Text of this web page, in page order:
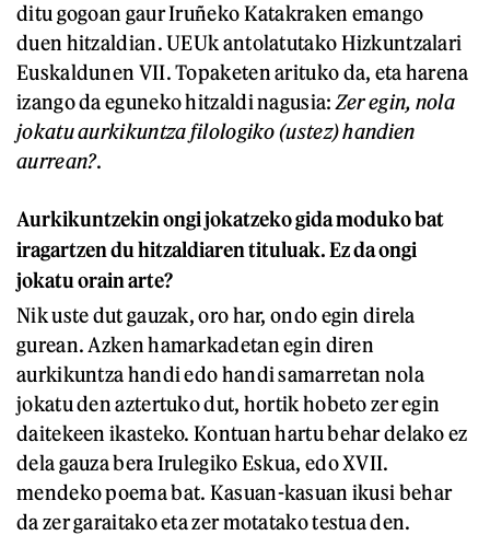
ditu gogoan gaur Iruñeko Katakraken emango
duen hitzaldian. UEUk antolatutako Hizkuntzalari
Euskaldunen VII. Topaketen arituko da, eta harena
izango da eguneko hitzaldi nagusia: Zer egin, nola
jokatu aurkikuntza filologiko (ustez) handien
aurrean?.
Aurkikuntzekin ongi jokatzeko gida moduko bat
iragartzen du hitzaldiaren tituluak. Ez da ongi
jokatu orain arte?
Nik uste dut gauzak, oro har, ondo egin direla
gurean. Azken hamarkadetan egin diren
aurkikuntza handi edo handi samarretan nola
jokatu den aztertuko dut, hortik hobeto zer egin
daitekeen ikasteko. Kontuan hartu behar delako ez
dela gauza bera Irulegiko Eskua, edo XVII.
mendeko poema bat. Kasuan-kasuan ikusi behar
da zer garaitako eta zer motatako testua den.